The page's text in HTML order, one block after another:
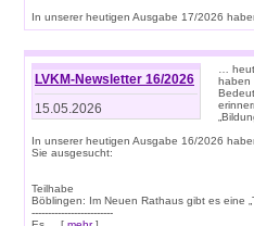
In unserer heutigen Ausgabe 17/2026
LVKM-Newsletter 16/2026
15.05.2026
…
haben
In unserer heutigen Ausgabe 16/2026
Sie ausgesucht:
Teilhabe
Böblingen: Im Neuen Rathaus gibt es eine
-------------------------